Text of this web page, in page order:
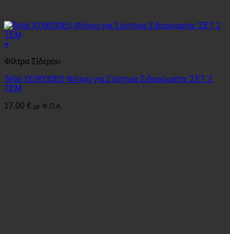
+
Φίλτρα Σίδερου
Tefal XD9030E0 Φίλτρο για Σύστημα Σιδερώματος ΣΕΤ 2
ΤΕΜ
17.00 € με Φ.Π.Α.